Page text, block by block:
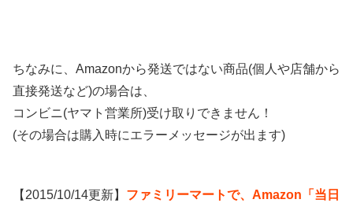
ちなみに、Amazonから発送ではない商品(個人や店舗から
直接発送など)の場合は、
コンビニ(ヤマト営業所)受け取りできません！
(その場合は購入時にエラーメッセージが出ます)
【2015/10/14更新】 ファミリーマートで、Amazon「当日